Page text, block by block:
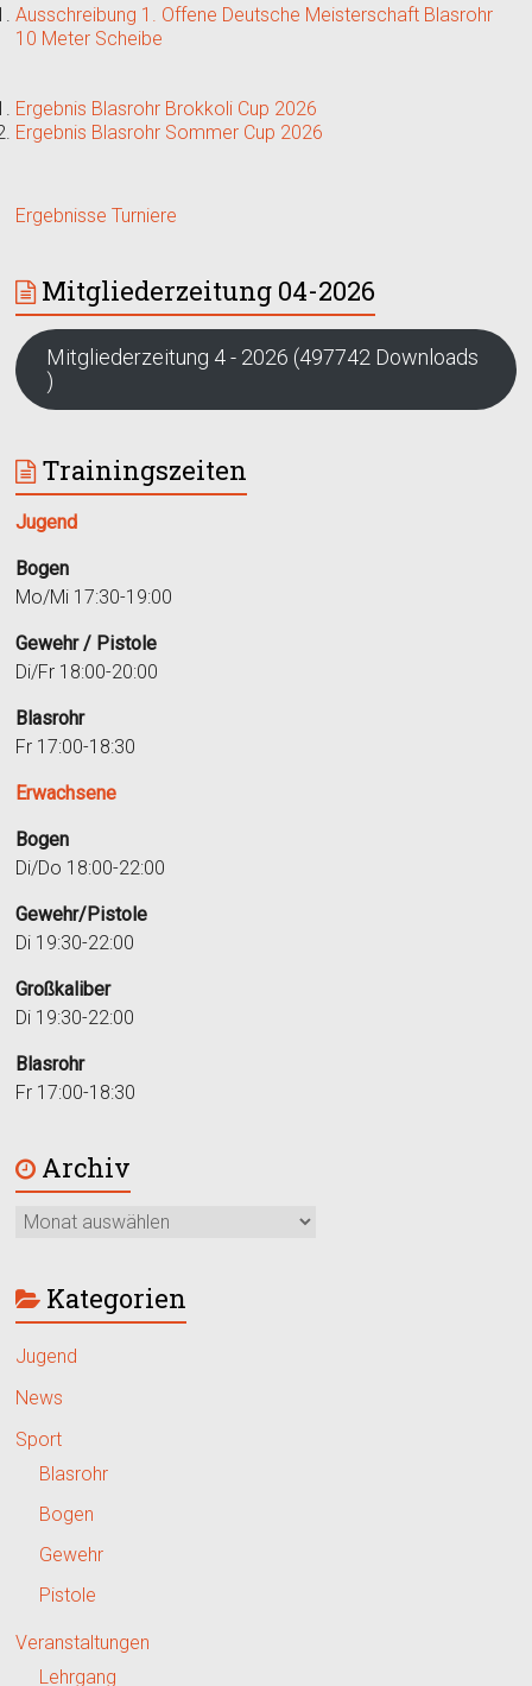
Ausschreibung 1. Offene Deutsche Meisterschaft Blasrohr
10 Meter Scheibe
Ergebnis Blasrohr Brokkoli Cup 2026
Ergebnis Blasrohr Sommer Cup 2026
Ergebnisse Turniere
Mitgliederzeitung 04-2026
Mitgliederzeitung 4 - 2026 (497742 Downloads
)
Trainingszeiten
Jugend
Bogen
Mo/Mi 17:30-19:00
Gewehr / Pistole
Di/Fr 18:00-20:00
Blasrohr
Fr 17:00-18:30
Erwachsene
Bogen
Di/Do 18:00-22:00
Gewehr/Pistole
Di 19:30-22:00
Großkaliber
Di 19:30-22:00
Blasrohr
Fr 17:00-18:30
Archiv
Kategorien
Jugend
News
Sport
Blasrohr
Bogen
Gewehr
Pistole
Veranstaltungen
Lehrgang